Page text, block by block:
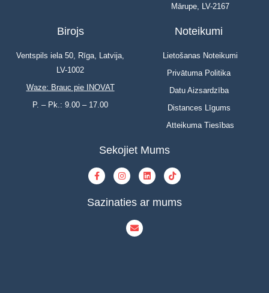
Mārupe, LV-2167
Birojs
Ventspils iela 50, Rīga, Latvija,
LV-1002
Waze: Brauc pie INOVAT
P. – Pk.: 9.00 – 17.00
Noteikumi
Lietošanas Noteikumi
Privātuma Politika
Datu Aizsardzība
Distances Līgums
Atteikuma Tiesības
Sekojiet Mums
Sazinaties ar mums